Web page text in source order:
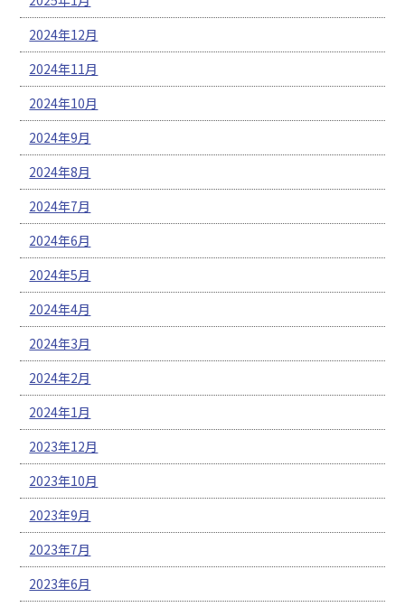
2024年12月
2024年11月
2024年10月
2024年9月
2024年8月
2024年7月
2024年6月
2024年5月
2024年4月
2024年3月
2024年2月
2024年1月
2023年12月
2023年10月
2023年9月
2023年7月
2023年6月